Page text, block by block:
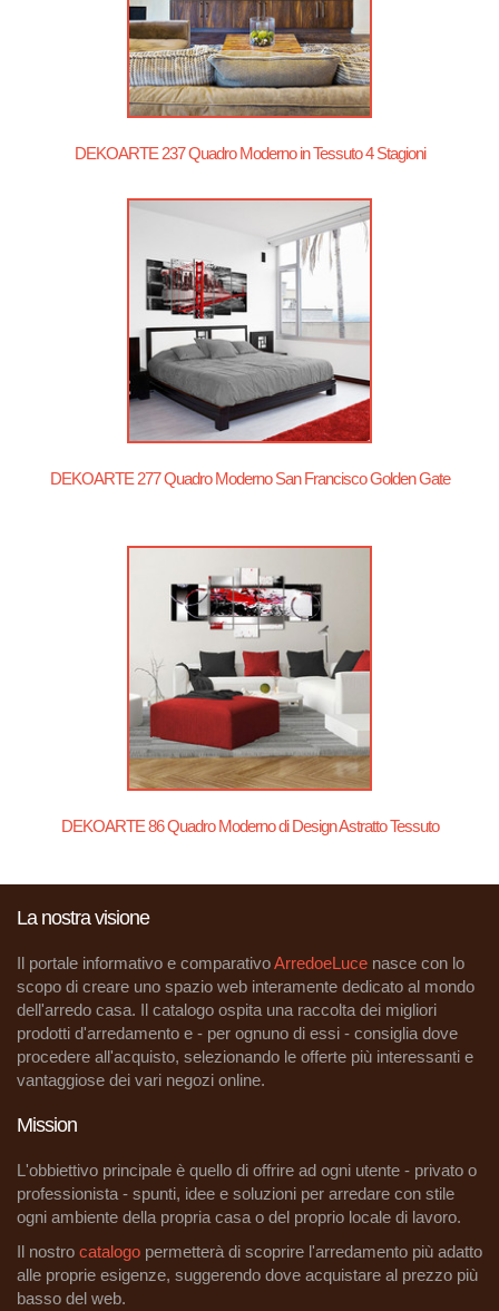
DEKOARTE 237 Quadro Moderno in Tessuto 4 Stagioni
DEKOARTE 277 Quadro Moderno San Francisco Golden Gate
DEKOARTE 86 Quadro Moderno di Design Astratto Tessuto
La nostra visione
Il portale informativo e comparativoArredoeLuce nasce con lo
scopo di creare uno spazio web interamente dedicato al mondo
dell'arredo casa. Il catalogo ospita una raccolta dei migliori
prodotti d'arredamento e - per ognuno di essi - consiglia dove
procedere all'acquisto, selezionando le offerte più interessanti e
vantaggiose dei vari negozi online.
Mission
L'obbiettivo principale è quello di offrire ad ogni utente - privato o
professionista - spunti, idee e soluzioni per arredare con stile
ogni ambiente della propria casa o del proprio locale di lavoro.
Il nostro catalogo permetterà di scoprire l'arredamento più adatto
alle proprie esigenze, suggerendo dove acquistare al prezzo più
basso del web.